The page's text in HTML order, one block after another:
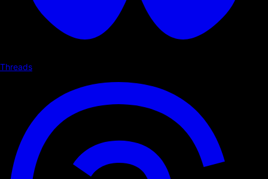
Threads